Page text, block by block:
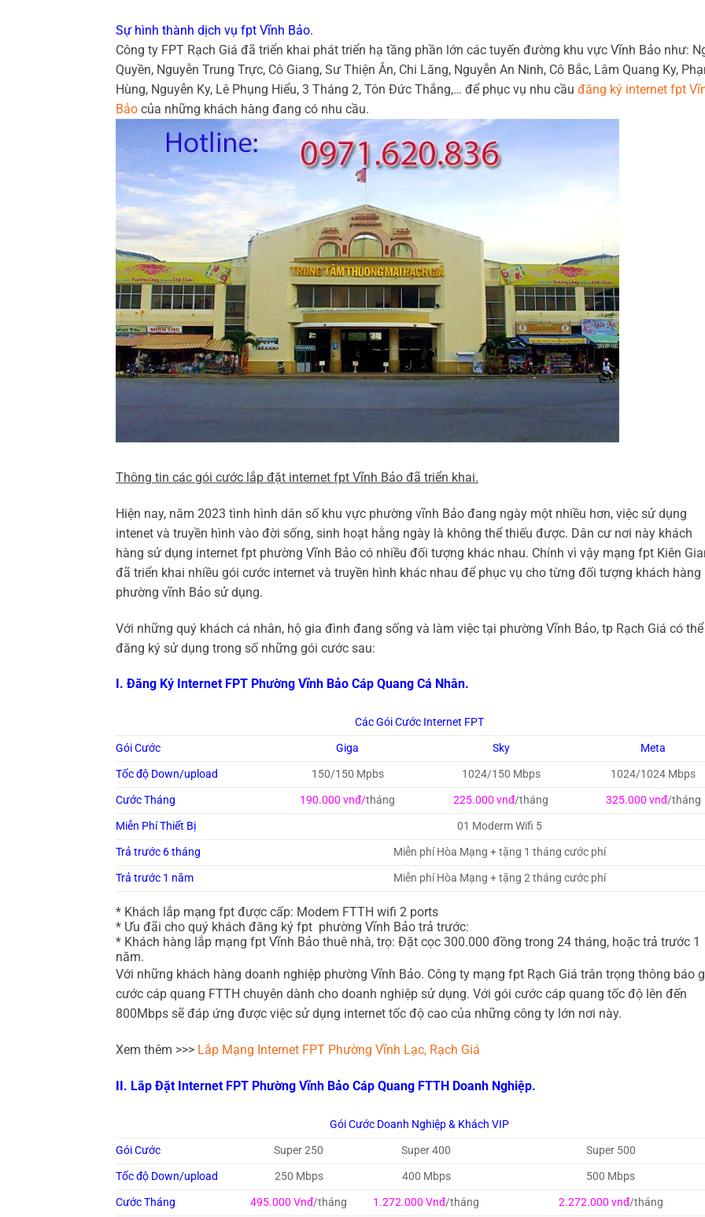
Sự hình thành dịch vụ fpt Vĩnh Bảo.
Công ty FPT Rạch Giá đã triển khai phát triển hạ tầng phần lớn các tuyến đường khu vực Vĩnh Bảo như:
Quyền, Nguyễn Trung Trực, Cô Giang, Sư Thiện Ân, Chi Lăng, Nguyễn An Ninh, Cô Bắc, Lâm Quang Ky,
Hùng, Nguyễn Ky, Lê Phụng Hiểu, 3 Tháng 2, Tôn Đức Thắng,… để phục vụ nhu cầu đăng ký internet fpt
Bảo của những khách hàng đang có nhu cầu.
Thông tin các gói cước lắp đặt internet fpt Vĩnh Bảo đã triển khai.
Hiện nay, năm 2023 tình hình dân số khu vực phường vĩnh Bảo đang ngày một nhiều hơn, việc sử dụng
intenet và truyền hình vào đời sống, sinh hoạt hằng ngày là không thể thiếu được. Dân cư nơi này khách
hàng sử dụng internet fpt phường Vĩnh Bảo có nhiều đối tượng khác nhau. Chính vì vậy mạng fpt Kiên
đã triển khai nhiều gói cước internet và truyền hình khác nhau để phục vụ cho từng đối tượng khách hàng
phường vĩnh Bảo sử dụng.
Với những quý khách cá nhân, hộ gia đình đang sống và làm việc tại phường Vĩnh Bảo, tp Rạch Giá có thể
đăng ký sử dụng trong số những gói cước sau:
I. Đăng Ký Internet FPT Phường Vĩnh Bảo Cáp Quang Cá Nhân.
Các Gói Cước Internet FPT
Gói Cước
Giga Sky
Meta
Tốc độ Down/upload
150/150 Mpbs 1024/150 Mbps
1024/1024 Mbps
Cước Tháng
190.000 vnđ/tháng 225.000 vnđ/tháng 325.000 vnđ/tháng
Miễn Phí Thiết Bị
01 Moderm Wifi 5
Trả trước 6 tháng
Miễn phí Hòa Mạng + tặng 1 tháng cước phí
Trả trước 1 năm
Miễn phí Hòa Mạng + tặng 2 tháng cước phí
* Khách lắp mạng fpt được cấp: Modem FTTH wifi 2 ports
* Ưu đãi cho quý khách đăng ký fpt phường Vĩnh Bảo trả trước:
* Khách hàng lắp mạng fpt Vĩnh Bảo thuê nhà, trọ: Đặt cọc 300.000 đồng trong 24 tháng, hoặc trả trước 1
năm.
Với những khách hàng doanh nghiệp phường Vĩnh Bảo. Công ty mạng fpt Rạch Giá trân trọng thông báo
cước cáp quang FTTH chuyên dành cho doanh nghiệp sử dụng. Với gói cước cáp quang tốc độ lên đến
800Mbps sẽ đáp ứng được việc sử dụng internet tốc độ cao của những công ty lớn nơi này.
Xem thêm >>> Lắp Mạng Internet FPT Phường Vĩnh Lạc, Rạch Giá
II. Lắp Đặt Internet FPT Phường Vĩnh Bảo Cáp Quang FTTH Doanh Nghiệp.
Gói Cước Doanh Nghiệp & Khách VIP
Gói Cước
Super 250 Super 400
Super 500
Tốc độ Down/upload
250 Mbps 400 Mbps
500 Mbps
Cước Tháng
495.000 Vnđ/tháng 1.272.000 Vnđ/tháng 2.272.000 vnđ/tháng